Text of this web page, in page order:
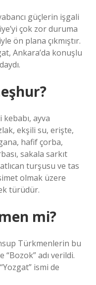
güçlerin işgali
çok zor duruma
ön plana çıkmıştır.
Ankara’da konuşlu
ayva
ekşili su, erişte,
hafif çorba,
sakala sarkıt
turşusu ve tas
olmak üzere
türüdür.
mi?
Türkmenlerin bu
adı verildi.
ismi de